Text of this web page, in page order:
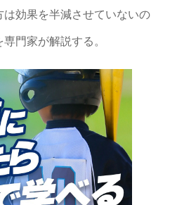
効果を半減させていないの
門家が解説する。